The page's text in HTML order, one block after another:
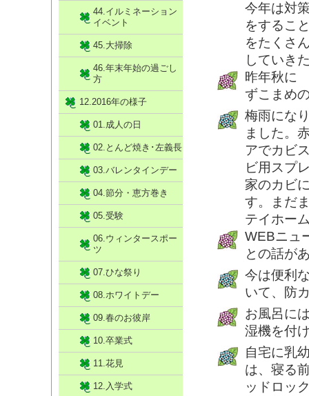
今年は対
をするこ
をたくさ
していき
昨年秋に
ずこまめ
梅雨にな
ました。
アでカビ
ビ用スプ
家のカビ
す。まだ
テイホー
WEBニュ
との話が
今は便利
いて、防
お風呂に
湿機を付
自宅に乳
は、寝る
ッドロッ
44.イルミネーション
イベント
45.大掃除
46.年末年始の過ごし
方
12.2016年の様子
01.成人の日
02.とんど焼き･左義長
03.バレンタインデー
04.節分・恵方巻き
05.受験
06.ウィンタースポー
ツ
07.ひな祭り
08.ホワイトデー
09.春のお彼岸
10.卒業式
11.花見
12.入学式